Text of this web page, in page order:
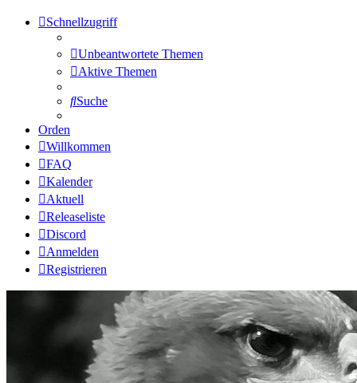
Schnellzugriff
Unbeantwortete Themen
Aktive Themen
Suche
Orden
Willkommen
FAQ
Kalender
Aktuell
Releaseliste
Discord
Anmelden
Registrieren